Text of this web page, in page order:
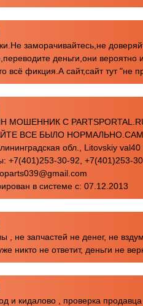
заморачивайтесь,не
деньги,они
всё фикция.А сайт,сайт тут
МОШЕННИК С
ВСЕ БЫЛО НОРМАЛЬНО.САМ
обл., Litovskiy val40
+7(401)253-30-92, +7(401)253-
в системе с: 07.12.2013
, не запчастей не денег, не
никто не ответит, деньги не
и кидалово , проверка